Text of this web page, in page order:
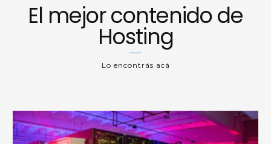
El mejor contenido de
Hosting
Lo encontrás acá